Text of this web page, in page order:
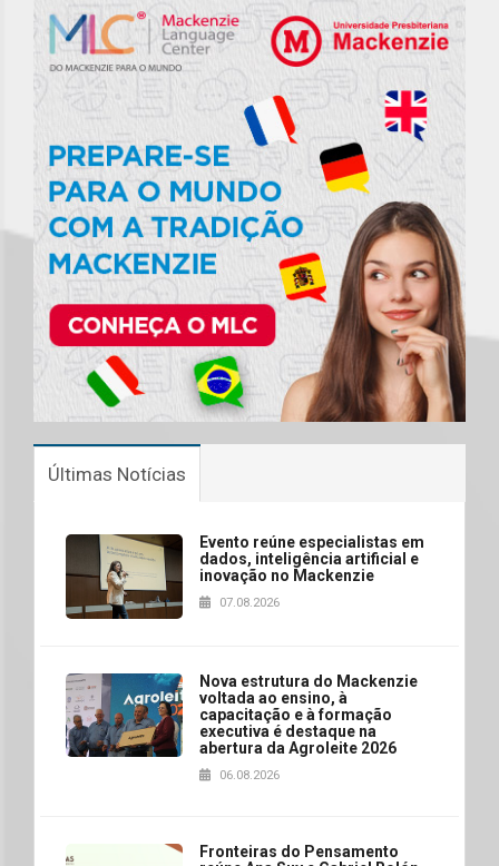
Últimas Notícias
Evento reúne especialistas em
dados, inteligência artificial e
inovação no Mackenzie
07.08.2026
Nova estrutura do Mackenzie
voltada ao ensino, à
capacitação e à formação
executiva é destaque na
abertura da Agroleite 2026
06.08.2026
Fronteiras do Pensamento